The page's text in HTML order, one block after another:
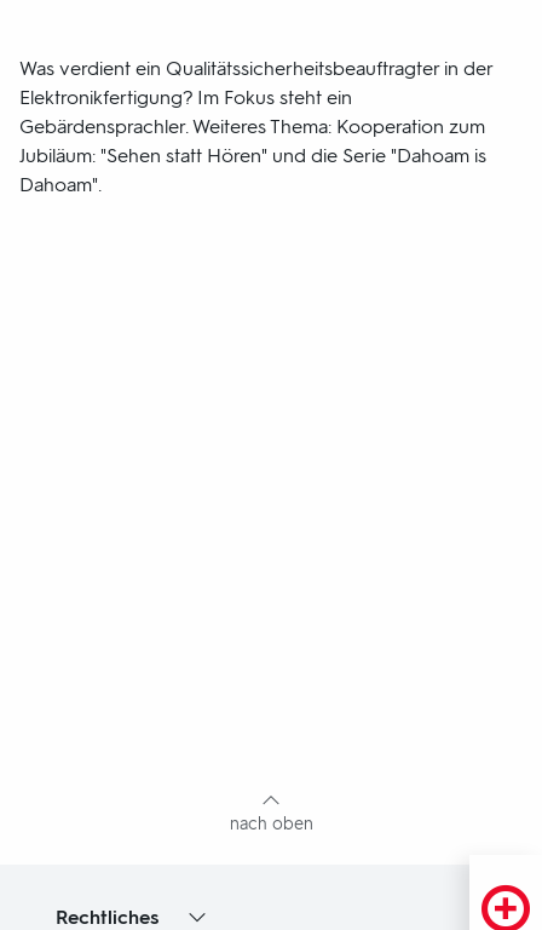
Was verdient ein Qualitätssicherheitsbeauftragter in der
Elektronikfertigung? Im Fokus steht ein
Gebärdensprachler. Weiteres Thema: Kooperation zum
Jubiläum: "Sehen statt Hören" und die Serie "Dahoam is
Dahoam".
nach oben
Rechtliches